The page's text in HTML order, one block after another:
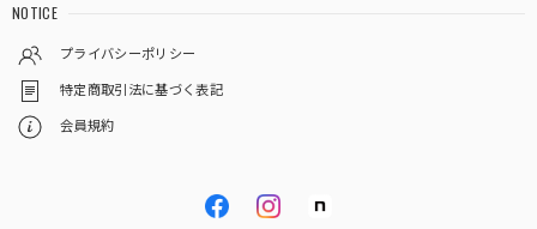
NOTICE
プライバシーポリシー
特定商取引法に基づく表記
会員規約